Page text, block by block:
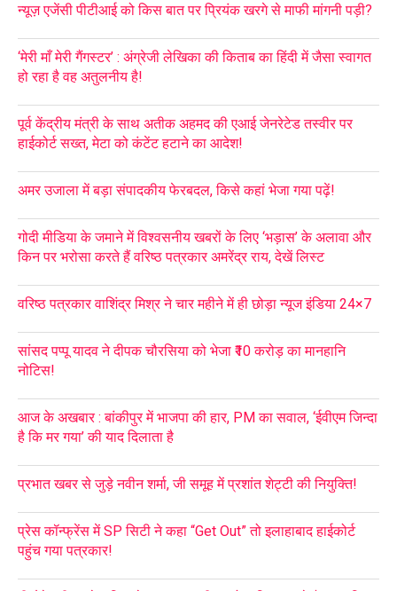
न्यूज़ एजेंसी पीटीआई को किस बात पर प्रियंक खरगे से माफी मांगनी पड़ी?
‘मेरी माँ मेरी गैंगस्टर’ : अंग्रेजी लेखिका की किताब का हिंदी में जैसा स्वागत
हो रहा है वह अतुलनीय है!
पूर्व केंद्रीय मंत्री के साथ अतीक अहमद की एआई जेनरेटेड तस्वीर पर
हाईकोर्ट सख्त, मेटा को कंटेंट हटाने का आदेश!
अमर उजाला में बड़ा संपादकीय फेरबदल, किसे कहां भेजा गया पढ़ें!
गोदी मीडिया के जमाने में विश्वसनीय खबरों के लिए ‘भड़ास’ के अलावा और
किन पर भरोसा करते हैं वरिष्ठ पत्रकार अमरेंद्र राय, देखें लिस्ट
वरिष्ठ पत्रकार वाशिंद्र मिश्र ने चार महीने में ही छोड़ा न्यूज इंडिया 24×7
सांसद पप्पू यादव ने दीपक चौरसिया को भेजा ₹10 करोड़ का मानहानि
नोटिस!
आज के अखबार : बांकीपुर में भाजपा की हार, PM का सवाल, ‘ईवीएम जिन्दा
है कि मर गया’ की याद दिलाता है
प्रभात खबर से जुड़े नवीन शर्मा, जी समूह में प्रशांत शेट्टी की नियुक्ति!
प्रेस कॉन्फ्रेंस में SP सिटी ने कहा “Get Out” तो इलाहाबाद हाईकोर्ट
पहुंच गया पत्रकार!